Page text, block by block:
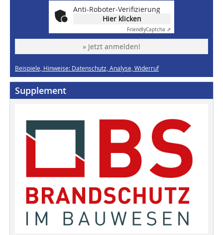
Anti-Roboter-Verifizierung
Hier klicken
FriendlyCaptcha ⇗
» Jetzt anmelden!
Beispiele, Hinweise: Datenschutz, Analyse, Widerruf
Supplement